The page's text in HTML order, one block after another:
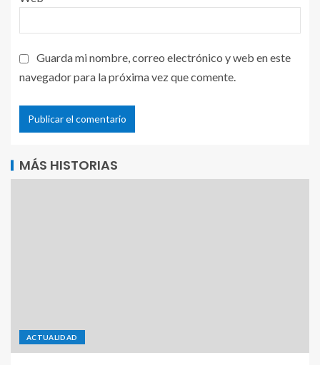
Guarda mi nombre, correo electrónico y web en este
navegador para la próxima vez que comente.
MÁS HISTORIAS
ACTUALIDAD